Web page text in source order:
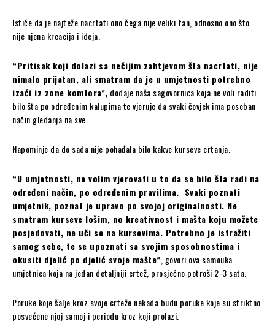
Ističe da je najteže nacrtati ono čega nije veliki fan, odnosno ono što
nije njena kreacija i ideja.
“Pritisak koji dolazi sa nečijim zahtjevom šta nacrtati, nije
nimalo prijatan, ali smatram da je u umjetnosti potrebno
izaći iz zone komfora”, dodaje naša sagovornica koja ne voli raditi
bilo šta po određenim kalupima te vjeruje da svaki čovjek ima poseban
način gledanja na sve.
Napominje da do sada nije pohađala bilo kakve kurseve crtanja.
“U umjetnosti, ne volim vjerovati u to da se bilo šta radi na
određeni način, po određenim pravilima. Svaki poznati
umjetnik, poznat je upravo po svojoj originalnosti. Ne
smatram kurseve lošim, no kreativnost i mašta koju možete
posjedovati, ne uči se na kursevima. Potrebno je istražiti
samog sebe, te se upoznati sa svojim sposobnostima i
okusiti djelić po djelić svoje mašte” , govori ova samouka
umjetnica koja na jedan detaljniji crtež, prosječno potroši 2-3 sata.
Poruke koje šalje kroz svoje crteže nekada budu poruke koje su striktno
posvećene njoj samoj i periodu kroz koji prolazi.